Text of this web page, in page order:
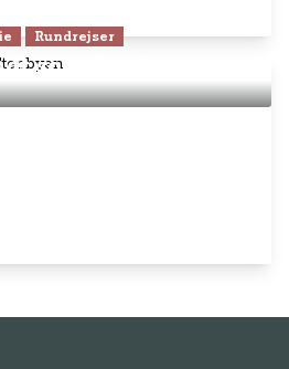
Rundrejser
som Stenbyen